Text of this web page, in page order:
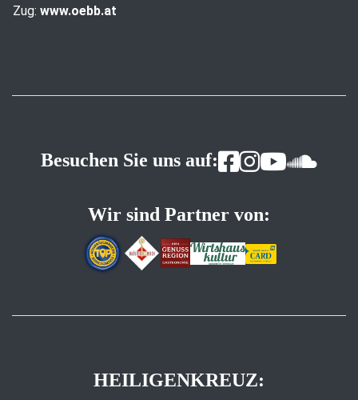
Zug: www.oebb.at
Besuchen Sie uns auf:
Wir sind Partner von:
HEILIGENKREUZ: